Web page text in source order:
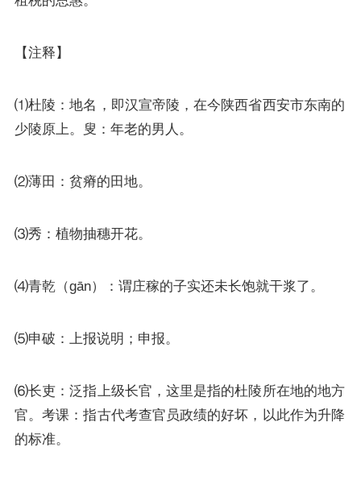
【注释】
⑴杜陵：地名，即汉宣帝陵，在今陕西省西安市东南的
少陵原上。叟：年老的男人。
⑵薄田：贫瘠的田地。
⑶秀：植物抽穗开花。
⑷青乾（gān）：谓庄稼的子实还未长饱就干浆了。
⑸申破：上报说明；申报。
⑹长吏：泛指上级长官，这里是指的杜陵所在地的地方
官。考课：指古代考查官员政绩的好坏，以此作为升降
的标准。